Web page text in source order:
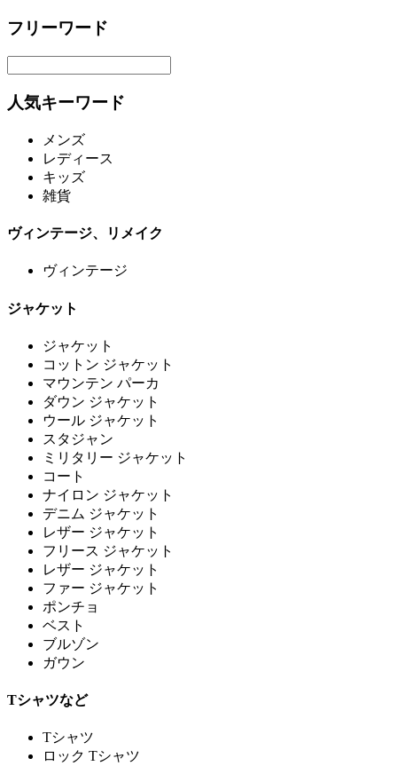
フリーワード
人気キーワード
メンズ
レディース
キッズ
雑貨
ヴィンテージ、リメイク
ヴィンテージ
ジャケット
ジャケット
コットン ジャケット
マウンテン パーカ
ダウン ジャケット
ウール ジャケット
スタジャン
ミリタリー ジャケット
コート
ナイロン ジャケット
デニム ジャケット
レザー ジャケット
フリース ジャケット
レザー ジャケット
ファー ジャケット
ポンチョ
ベスト
ブルゾン
ガウン
Tシャツなど
Tシャツ
ロック Tシャツ